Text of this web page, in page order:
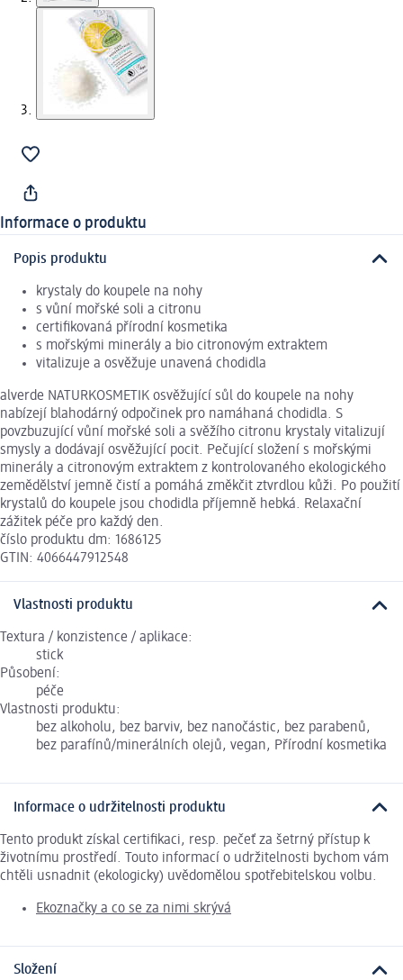
Informace o produktu
Popis produktu
krystaly do koupele na nohy
s vůní mořské soli a citronu
certifikovaná přírodní kosmetika
s mořskými minerály a bio citronovým extraktem
vitalizuje a osvěžuje unavená chodidla
alverde NATURKOSMETIK osvěžující sůl do koupele na nohy
nabízejí blahodárný odpočinek pro namáhaná chodidla. S
povzbuzující vůní mořské soli a svěžího citronu krystaly vitalizují
smysly a dodávají osvěžující pocit. Pečující složení s mořskými
minerály a citronovým extraktem z kontrolovaného ekologického
zemědělství jemně čistí a pomáhá změkčit ztvrdlou kůži. Po použití
krystalů do koupele jsou chodidla příjemně hebká. Relaxační
zážitek péče pro každý den.
číslo produktu dm: 1686125
GTIN: 4066447912548
Vlastnosti produktu
Textura / konzistence / aplikace:
stick
Působení:
péče
Vlastnosti produktu:
bez alkoholu, bez barviv, bez nanočástic, bez parabenů,
bez parafínů/minerálních olejů, vegan, Přírodní kosmetika
Informace o udržitelnosti produktu
Tento produkt získal certifikaci, resp. pečeť za šetrný přístup k
životnímu prostředí. Touto informací o udržitelnosti bychom vám
chtěli usnadnit (ekologicky) uvědomělou spotřebitelskou volbu.
Ekoznačky a co se za nimi skrývá
Složení